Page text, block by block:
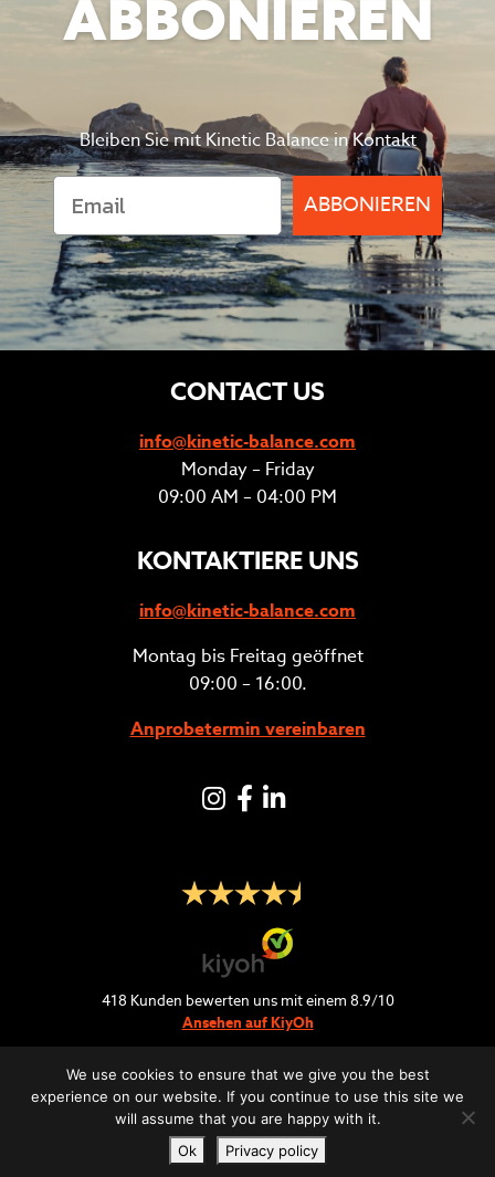
ABBONIEREN
Bleiben Sie mit Kinetic Balance in Kontakt
ABBONIEREN
CONTACT US
info@kinetic-balance.com
Monday – Friday
09:00 AM – 04:00 PM
KONTAKTIERE UNS
info@kinetic-balance.com
Montag bis Freitag geöffnet
09:00 – 16:00.
Anprobetermin vereinbaren
Instagram
Facebook
LinkedIN
418 Kunden bewerten uns mit einem 8.9/10
Ansehen auf KiyOh
Retour & Lieferung
Häufig gestellte Fragen
Datenschutz-Bestimmungen
Geschäftsbedingungen
We use cookies to ensure that we give you the best
experience on our website. If you continue to use this site we
will assume that you are happy with it.
Ok
Privacy policy